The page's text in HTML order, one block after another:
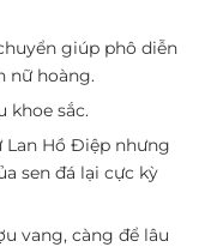
giúp phô diễn
nữ hoàng.
khoe sắc.
Lan Hồ Điệp nhưng
sen đá lại cực kỳ
vang, càng để lâu